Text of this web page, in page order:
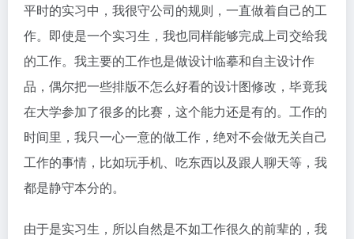
平时的实习中，我很守公司的规则，一直做着自己的工
作。即使是一个实习生，我也同样能够完成上司交给我
的工作。我主要的工作也是做设计临摹和自主设计作
品，偶尔把一些排版不怎么好看的设计图修改，毕竟我
在大学参加了很多的比赛，这个能力还是有的。工作的
时间里，我只一心一意的做工作，绝对不会做无关自己
工作的事情，比如玩手机、吃东西以及跟人聊天等，我
都是静守本分的。
由于是实习生，所以自然是不如工作很久的前辈的，我